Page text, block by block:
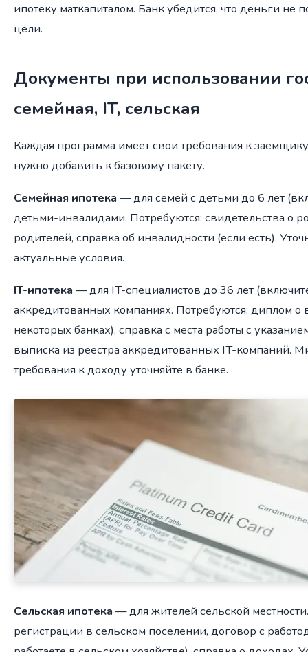
ипотеку маткапиталом. Банк убедится, что деньги не
цели.
Документы при использовании
семейная, IT, сельская
Каждая программа имеет свои требования к
нужно добавить к базовому пакету.
Семейная ипотека — для семей с детьми до 6 лет
детьми-инвалидами. Потребуются: свидетельства о
родителей, справка об инвалидности (если есть).
актуальные условия.
IT-ипотека — для IT-специалистов до 36 лет
аккредитованных компаниях. Потребуются: диплом
некоторых банках), справка с места работы с
выписка из реестра аккредитованных IT-компаний.
требования к доходу уточняйте в банке.
Сельская ипотека — для жителей сельской
регистрации в сельском поселении, договор с